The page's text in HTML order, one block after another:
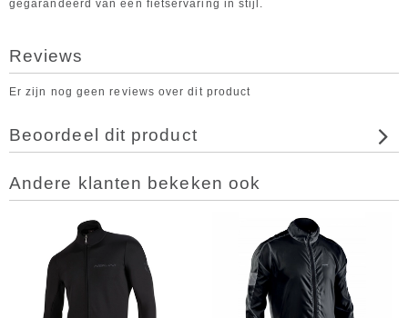
gegarandeerd van een fietservaring in stijl.
Reviews
Er zijn nog geen reviews over dit product
Beoordeel dit product
Andere klanten bekeken ook